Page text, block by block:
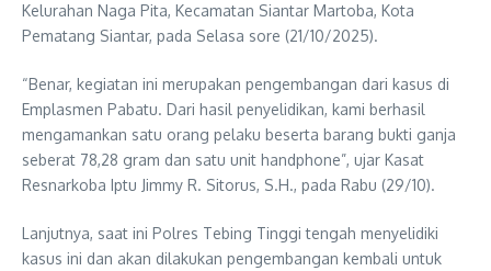
Kelurahan Naga Pita, Kecamatan Siantar Martoba, Kota
Pematang Siantar, pada Selasa sore (21/10/2025).
“Benar, kegiatan ini merupakan pengembangan dari kasus di
Emplasmen Pabatu. Dari hasil penyelidikan, kami berhasil
mengamankan satu orang pelaku beserta barang bukti ganja
seberat 78,28 gram dan satu unit handphone”, ujar Kasat
Resnarkoba Iptu Jimmy R. Sitorus, S.H., pada Rabu (29/10).
Lanjutnya, saat ini Polres Tebing Tinggi tengah menyelidiki
kasus ini dan akan dilakukan pengembangan kembali untuk